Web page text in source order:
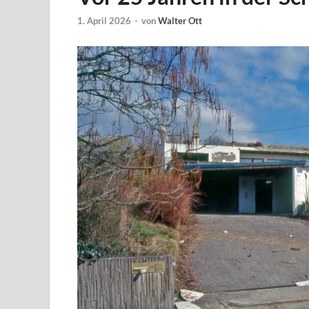
1. April 2026 - vonWalter Ott